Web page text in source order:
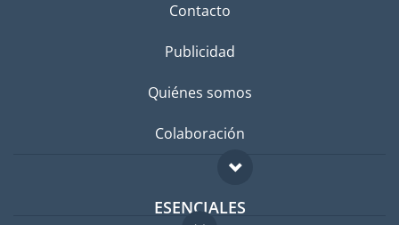
Contacto
Publicidad
Quiénes somos
Colaboración
ESENCIALES